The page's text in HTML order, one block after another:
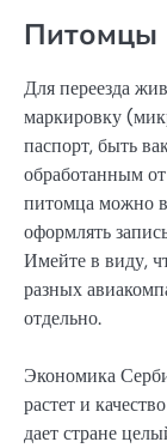
Питомцы
Для переезда
маркировку
паспорт, быть
обработанным
питомца можно
оформлять
Имейте в виду,
разных
отдельно.
Экономика
растет и
дает стране